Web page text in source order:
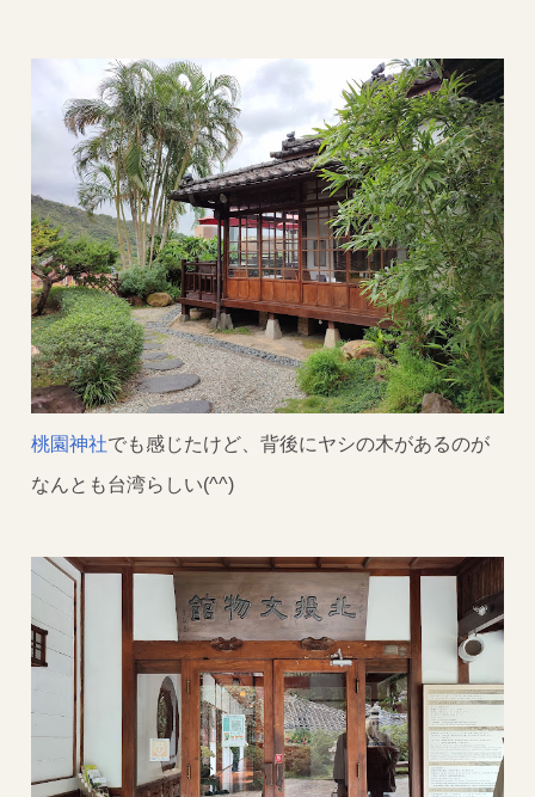
桃園神社でも感じたけど、背後にヤシの木があるのが
なんとも台湾らしい(^^)